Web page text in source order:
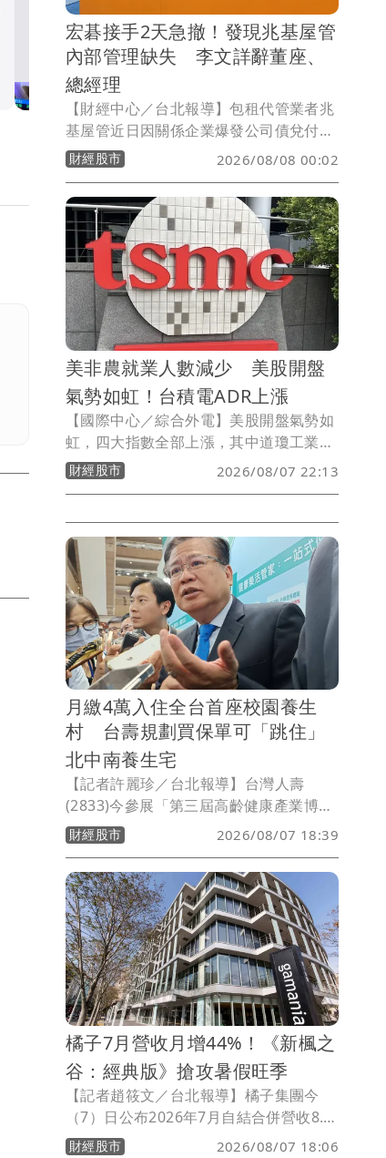
台股一週大漲1106點 站穩
萬點、總市值衝144兆
財經股市
宏碁接手2天急撤！發現兆基屋管
內部管理缺失 李文詳辭董座、
總經理
【財經中心／台北報導】包租代管業者兆
基屋管近日因關係企業爆發公司債兌付爭
議，身為第二大股東的宏碁原本派任法人
代表李文詳接掌董事長，盼強化公司治
理，但接任僅2天，宏碁7日晚間發布重大
訊息指出，李文詳接手後發現兆基屋管存
在內部管理缺失，因此辭去董事長、法人
董事及總經理等職務，宏碁並同步退出經
營層。
財經股市 2026/08/08 00:02
美非農就業人數減少 美股開盤
氣勢如虹！台積電ADR上漲
【國際中心／綜合外電】美股開盤氣勢如
虹，四大指數全部上漲，其中道瓊工業指
數上漲123.93點、標普500指數上漲
29.72點、那斯達克指數上漲225.08點、
面，台積電ADR上漲3.07元或0.73％。
財經股市 2026/08/07 22:13
月繳4萬入住全台首座校園養生
村 台壽規劃買保單可「跳住」
北中南養生宅
【記者許麗珍／台北報導】台灣人壽
(2833)今參展「第三屆高齡健康產業博覽
會」並首度亮相全台首座校園養生村「中
信科大養生村」微縮模型。台壽董事長許
舒博表示，只要月繳4 萬即可「拎包入
住」且房間內附家具，他另透露台壽已順
利取得台中超巨蛋、高雄澄清湖畔土地以
布局北中南康養版圖，未來研擬單設計結
合住宿權益，台壽保戶享有入住資格或會
員身份且可「跳住」北中南各養生村，打
造銀髮養生村旅遊風新樣貌。
財經股市 2026/08/07 18:39
橘子7月營收月增44%！《新楓之
谷：經典版》搶攻暑假旺季
【記者趙筱文／台北報導】橘子集團今
（7）日公布2026年7月自結合併營收8.5
億元，月增44%、年減10%；累計今年前
財經股市 2026/08/07 18:06